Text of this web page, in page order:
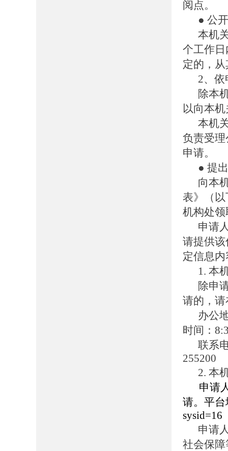
阅点。
● 公
本机
个工作
定的，
2、
除本
以向本
本机
负责受
申请。
● 提
向本
表》（
机构处
申请
请提供
定信息
1. 本
除申
请的，
办公
时间：
联
255200
2. 本
申请
请。平台
sysid=16
申请
社会保